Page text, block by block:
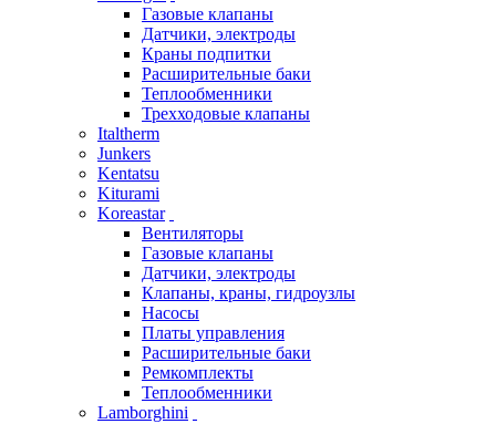
Газовые клапаны
Датчики, электроды
Краны подпитки
Расширительные баки
Теплообменники
Трехходовые клапаны
Italtherm
Junkers
Kentatsu
Kiturami
Koreastar
Вентиляторы
Газовые клапаны
Датчики, электроды
Клапаны, краны, гидроузлы
Насосы
Платы управления
Расширительные баки
Ремкомплекты
Теплообменники
Lamborghini